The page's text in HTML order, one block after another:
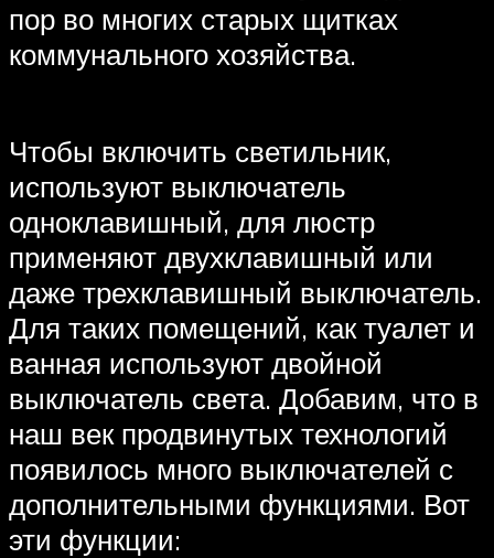
пор во многих старых щитках
коммунального хозяйства.
Чтобы включить светильник,
используют выключатель
одноклавишный, для люстр
применяют двухклавишный или
даже трехклавишный выключатель.
Для таких помещений, как туалет и
ванная используют двойной
выключатель света. Добавим, что в
наш век продвинутых технологий
появилось много выключателей с
дополнительными функциями. Вот
эти функции: